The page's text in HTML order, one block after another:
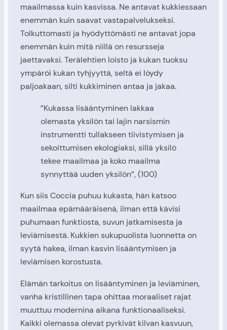
maailmassa kuin kasvissa. Ne antavat kukkiessaan
enemmän kuin saavat vastapalvelukseksi.
Tolkuttomasti ja hyödyttömästi ne antavat jopa
enemmän kuin mitä niillä on resursseja
jaettavaksi. Terälehtien loisto ja kukan tuoksu
ympäröi kukan tyhjyyttä, seltä ei löydy
paljoakaan, silti kukkiminen antaa ja jakaa.
”Kukassa lisääntyminen lakkaa
olemasta yksilön tai lajin narsismin
instrumentti tullakseen tiivistymisen ja
sekoittumisen ekologiaksi, sillä yksilö
tekee maailmaa ja koko maailma
synnyttää uuden yksilön”, (100)
Kun siis Coccia puhuu kukasta, hän katsoo
maailmaa epämääräisenä, ilman että kävisi
puhumaan funktiosta, suvun jatkamisesta ja
leviämisestä. Kukkien sukupuolista luonnetta on
syytä hakea, ilman kasvin lisääntymisen ja
leviämisen korostusta.
Elämän tarkoitus on lisääntyminen ja leviäminen,
vanha kristillinen tapa ohittaa moraaliset rajat
muuttuu modernina aikana funktionaaliseksi.
Kaikki olemassa olevat pyrkivät kilvan kasvuun,